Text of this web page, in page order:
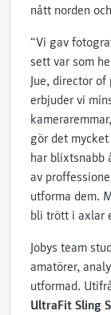
nått norden
“Vi gav
sett var som
Jue, director of
erbjuder vi
gör det
har blixtsnabb
av
utforma dem.
bli trött i axlar
Jobys team
amatörer,
utformad.
UltraFit Sling